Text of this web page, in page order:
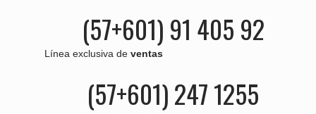
(57+601) 91 405 92
Línea exclusiva de ventas
(57+601) 247 1255